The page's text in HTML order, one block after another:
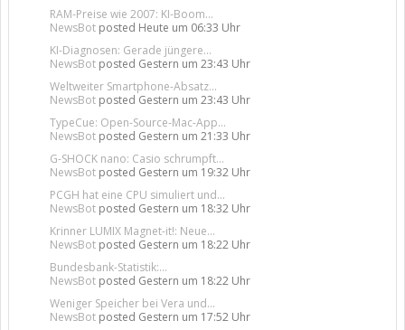
RAM-Preise wie 2007: KI-Boom...
NewsBot posted Heute um 06:33 Uhr
KI-Diagnosen: Gerade jüngere...
NewsBot posted Gestern um 23:43 Uhr
Weltweiter Smartphone-Absatz...
NewsBot posted Gestern um 23:43 Uhr
TypeCue: Open-Source-Mac-App...
NewsBot posted Gestern um 21:33 Uhr
G-SHOCK nano: Casio schrumpft...
NewsBot posted Gestern um 19:32 Uhr
PCGH hat eine CPU simuliert und...
NewsBot posted Gestern um 18:32 Uhr
Krinner LUMIX Magnet-it!: Neue...
NewsBot posted Gestern um 18:22 Uhr
Bundesbank-Statistik:...
NewsBot posted Gestern um 18:22 Uhr
Weniger Speicher bei Vera und...
NewsBot posted Gestern um 17:52 Uhr